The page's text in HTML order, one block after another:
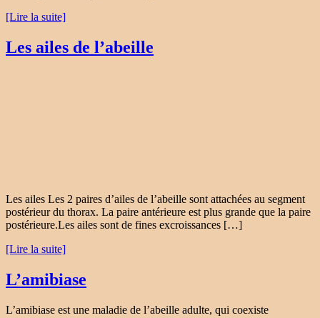
[Lire la suite]
Les ailes de l’abeille
Les ailes Les 2 paires d’ailes de l’abeille sont attachées au segment
postérieur du thorax. La paire antérieure est plus grande que la paire
postérieure.Les ailes sont de fines excroissances […]
[Lire la suite]
L’amibiase
L’amibiase est une maladie de l’abeille adulte, qui coexiste